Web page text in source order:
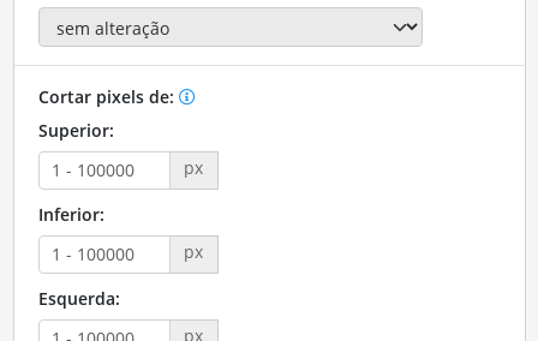
Cortar pixels de:
Superior:
px
Inferior:
px
Esquerda:
px